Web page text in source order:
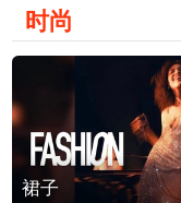
时尚
裙子